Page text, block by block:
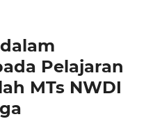
Pelajaran
MTs NWDI